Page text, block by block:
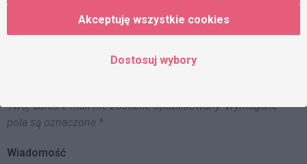
KOMENTARZE
Twój adres e-mail nie zostanie opublikowany. Wymagane
pola są oznaczone *
Wiadomość
Akceptuję wszystkie cookies
Dostosuj wybory